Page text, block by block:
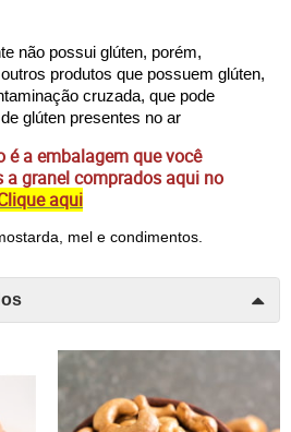
não possui glúten, porém,
produtos que possuem glúten,
cruzada, que pode
glúten presentes no ar
é a embalagem que você
a granel comprados aqui no
aqui
mel e condimentos.